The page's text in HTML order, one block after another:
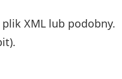
XML lub podobny.